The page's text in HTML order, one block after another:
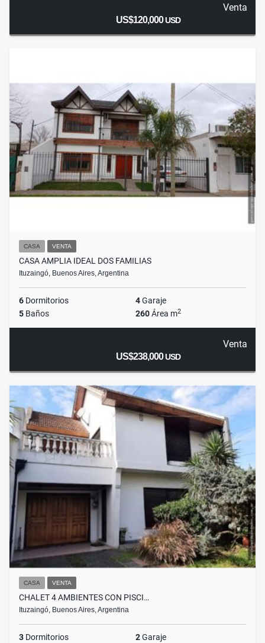
Venta
US$120,000USD
CASA VENTA
CASA AMPLIA IDEAL DOS FAMILIAS
Ituzaingó, Buenos Aires, Argentina
6 Dormitorios 4Garaje
5 Baños 260Área m2
Venta
US$238,000USD
CASA VENTA
CHALET 4 AMBIENTES CON PISCI…
Ituzaingó, Buenos Aires, Argentina
3 Dormitorios 2Garaje